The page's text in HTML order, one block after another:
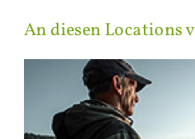
An die­sen Lo­ca­ti­ons